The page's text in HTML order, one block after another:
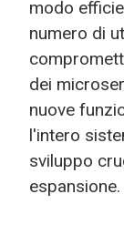
modo
numero di
dei
nuove
l'intero
sviluppo
espansione.